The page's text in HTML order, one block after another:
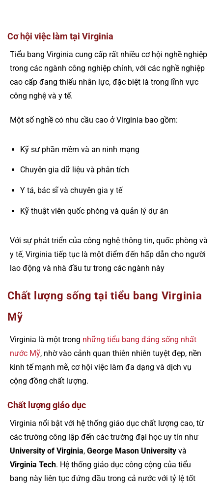
Cơ hội việc làm tại Virginia
Tiểu bang Virginia cung cấp rất nhiều cơ hội nghề nghiệp
trong các ngành công nghiệp chính, với các nghề nghiệp
cao cấp đang thiếu nhân lực, đặc biệt là trong lĩnh vực
công nghệ và y tế.
Một số nghề có nhu cầu cao ở Virginia bao gồm:
Kỹ sư phần mềm và an ninh mạng
Chuyên gia dữ liệu và phân tích
Y tá, bác sĩ và chuyên gia y tế
Kỹ thuật viên quốc phòng và quản lý dự án
Với sự phát triển của công nghệ thông tin, quốc phòng và
y tế, Virginia tiếp tục là một điểm đến hấp dẫn cho người
lao động và nhà đầu tư trong các ngành này
Chất lượng sống tại tiểu bang Virginia
Mỹ
Virginia là một trong những tiểu bang đáng sống nhất
nước Mỹ, nhờ vào cảnh quan thiên nhiên tuyệt đẹp, nền
kinh tế mạnh mẽ, cơ hội việc làm đa dạng và dịch vụ
cộng đồng chất lượng.
Chất lượng giáo dục
Virginia nổi bật với hệ thống giáo dục chất lượng cao, từ
các trường công lập đến các trường đại học uy tín như
University of Virginia, George Mason University và
Virginia Tech. Hệ thống giáo dục công cộng của tiểu
bang này liên tục đứng đầu trong cả nước với tỷ lệ tốt